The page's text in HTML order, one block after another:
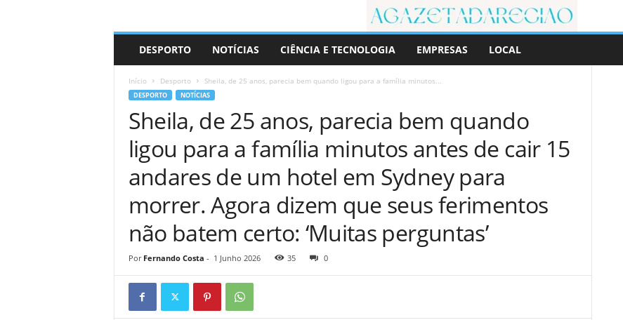
r
DESPORTO NOTÍCIAS CIÊNCIA E TECNOLOGIA EMPRESAS LOCAL
Início Desporto Sheila, de 25 anos, parecia bem quando ligou para a família minutos...
DESPORTO NOTÍCIAS
Sheila, de 25 anos, parecia bem quando
ligou para a família minutos antes de cair 15
andares de um hotel em Sydney para
morrer. Agora dizem que seus ferimentos
não batem certo: ‘Muitas perguntas’
Por Fernando Costa - 1 Junho 2026 35 0